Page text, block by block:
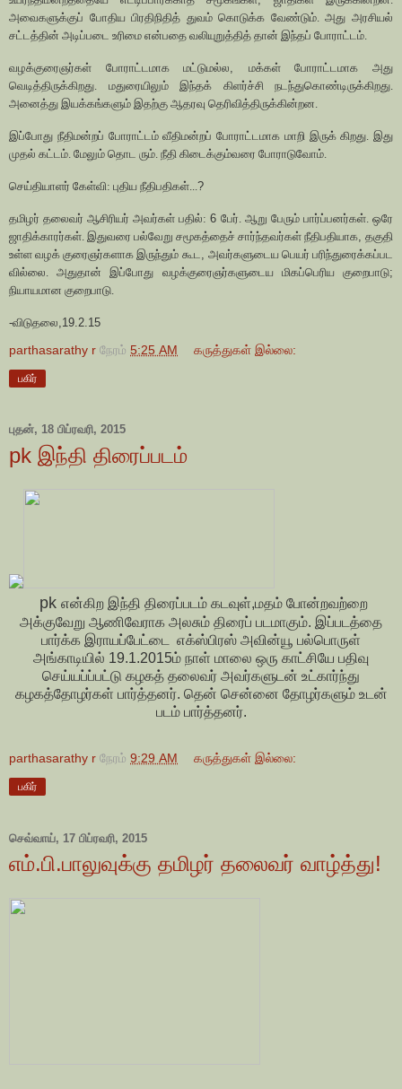
அவைகளுக்குப் போதிய பிரதிநிதித் துவம் கொடுக்க வேண்டும். அது அரசியல்
சட்டத்தின் அடிப்படை உரிமை என்பதை வலியுறுத்தித் தான் இந்தப் போராட்டம்.
வழக்குரைஞர்கள் போராட்டமாக மட்டுமல்ல
மக்கள் போராட்டமாக அது
வெடித்திருக்கிறது. மதுரையிலும் இந்தக் கிளர்ச்சி நடந்துகொண்டிருக்கிறது.
அனைத்து இயக்கங்களும் இதற்கு ஆதரவு தெரிவித்திருக்கின்றன.
இப்போது நீதிமன்றப் போராட்டம் வீதிமன்றப் போராட்டமாக மாறி இருக் கிறது. இது
முதல் கட்டம். மேலும் தொட ரும். நீதி கிடைக்கும்வரை போராடுவோம்.
செய்தியாளர் கேள்வி: புதிய நீதிபதிகள்... ?
தமிழர் தலைவர் ஆசிரியர் அவர்கள் பதில்: 6 பேர். ஆறு பேரும் பார்ப்பனர்கள். ஒரே
ஜாதிக்காரர்கள். இதுவரை பல்வேறு சமூகத்தைச் சார்ந்தவர்கள் நீதிபதியாக தகுதி
உள்ள வழக் குரைஞர்களாக இருந்தும் கூட
அவர்களுடைய பெயர் பரிந்துரைக்கப்பட
வில்லை. அதுதான் இப்போது வழக்குரைஞர்களுடைய மிகப்பெரிய குறைபாடு;
நியாயமான குறைபாடு.
-விடுதலை,19.2.15
parthasarathy r நேரம் 5:25 AM கருத்துகள் இல்லை:
பகிர்
புதன், 18 பிப்ரவரி, 2015
pk இந்தி திரைப்படம்
pk என்கிற இந்தி திரைப்படம் கடவுள்,மதம் போன்றவற்றை
அக்குவேறு ஆணிவேராக அலசும் திரைப் படமாகும். இப்படத்தை
பார்க்க இராயப்பேட்டை எக்ஸ்பிரஸ் அவின்யூ பல்பொருள்
அங்காடியில் 19.1.2015ம் நாள் மாலை ஒரு காட்சியே பதிவு
செய்யப்ப்பட்டு கழகத் தலைவர் அவர்களுடன் உட்கார்ந்து
கழகத்தோழர்கள் பார்த்தனர். தென் சென்னை தோழர்களும் உடன்
படம் பார்த்தனர்.
parthasarathy r நேரம் 9:29 AM கருத்துகள் இல்லை:
பகிர்
செவ்வாய், 17 பிப்ரவரி, 2015
எம்.பி.பாலுவுக்கு தமிழர் தலைவர் வாழ்த்து!